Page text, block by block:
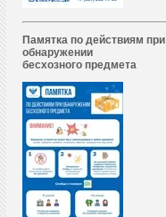
Памятка по действиям при
обнаружении
бесхозного предмета